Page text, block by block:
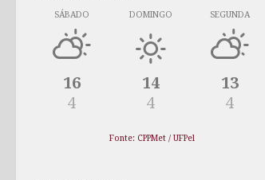
SÁBADO
16
4
DOMINGO
14
4
SEGUNDA
13
4
Fonte: CPPMet / UFPel